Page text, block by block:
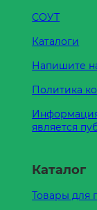
СОУТ
Каталоги
Напишите
Политика
является
Каталог
Товары для